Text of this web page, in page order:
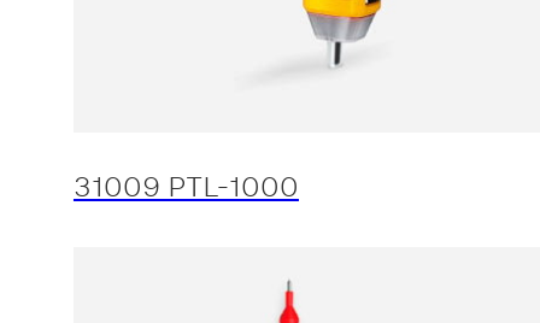
31009 PTL-1000